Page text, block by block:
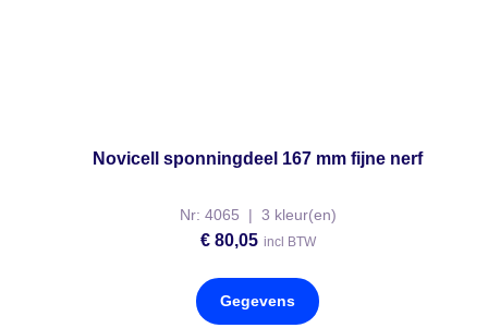
Novicell sponningdeel 167 mm fijne nerf
Nr: 4065 | 3 kleur(en)
€80,05 incl BTW
Gegevens